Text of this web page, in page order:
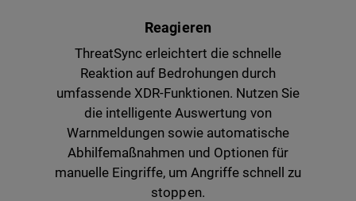
Reagieren
ThreatSync erleichtert die schnelle
Reaktion auf Bedrohungen durch
umfassende XDR-Funktionen. Nutzen Sie
die intelligente Auswertung von
Warnmeldungen sowie automatische
Abhilfemaßnahmen und Optionen für
manuelle Eingriffe, um Angriffe schnell zu
stoppen.